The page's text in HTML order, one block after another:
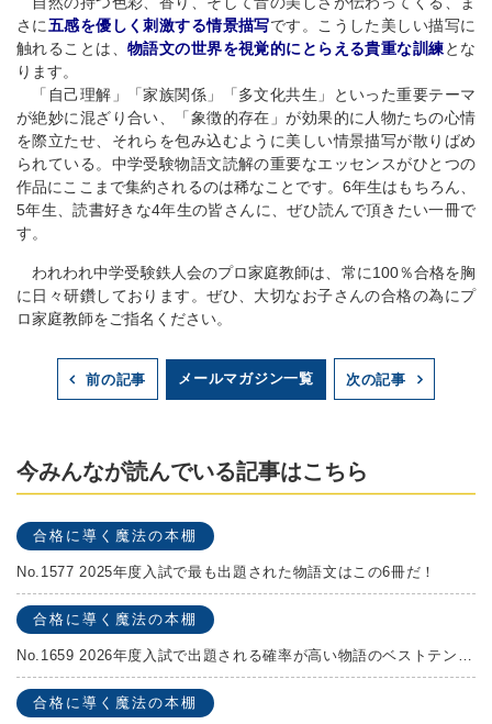
さに五感を優しく刺激する情景描写です。こうした美しい描写に
触れることは、 物語文の世界を視覚的にとらえる貴重な訓練とな
ります。
「自己理解」「家族関係」「多文化共生」といった重要テーマ
が絶妙に混ざり合い、「象徴的存在」が効果的に人物たちの心情
を際立たせ、それらを包み込むように美しい情景描写が散りばめ
られている。中学受験物語文読解の重要なエッセンスがひとつの
作品にここまで集約されるのは稀なことです。6年生はもちろん、
5年生、読書好きな4年生の皆さんに、ぜひ読んで頂きたい一冊で
す。
われわれ中学受験鉄人会のプロ家庭教師は、常に100％合格を胸
に日々研鑽しております。ぜひ、大切なお子さんの合格の為にプ
ロ家庭教師をご指名ください。
前の記事 メールマガジン一覧 次の記事
今みんなが読んでいる記事はこちら
合格に導く魔法の本棚
No.1577 2025年度入試で最も出題された物語文はこの6冊だ！
合格に導く魔法の本棚
No.1659 2026年度入試で出題される確率が高い物語のベストテンを発表します！
合格に導く魔法の本棚